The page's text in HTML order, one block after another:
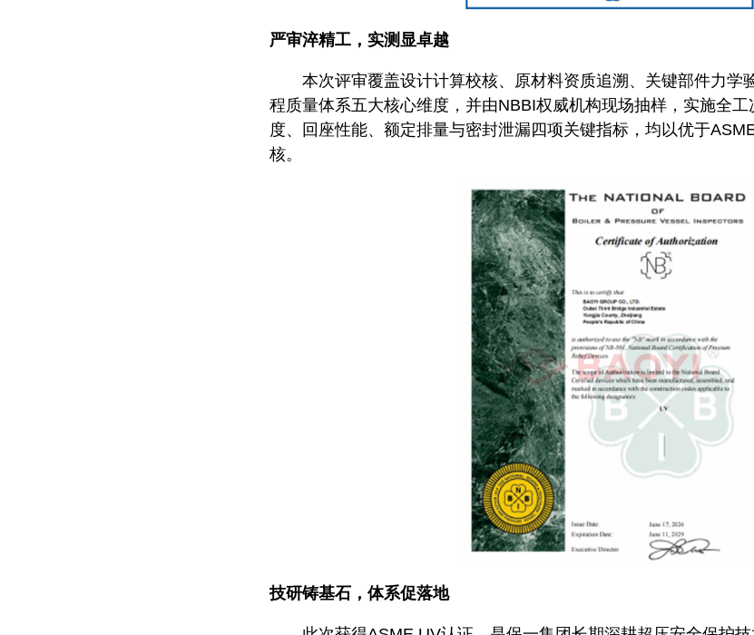
严审淬精工，实测显卓越
本次评审覆盖设计计算校核、原材料资质追溯、关键部件力学
程质量体系五大核心维度，并由NBBI权威机构现场抽样，实施全
度、回座性能、额定排量与密封泄漏四项关键指标，均以优于
核。
技研铸基石，体系促落地